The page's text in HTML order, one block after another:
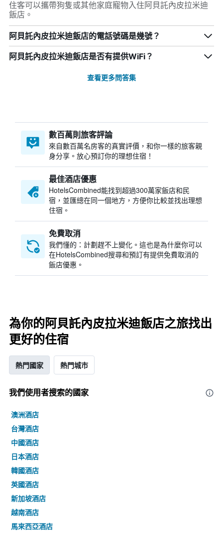
住客可以攜帶狗隻或其他家庭寵物入住阿貝託內皮拉米迪
飯店。
阿貝託內皮拉米迪飯店的電話號碼是幾號？
阿貝託內皮拉米迪飯店是否有提供WiFi？
查看更多問答集
數百萬則旅客評論
來自數百萬名房客的真實評價，和你一樣的旅客親
身分享。放心預訂你的理想住宿！
最佳酒店優惠
HotelsCombined​能找到超過300萬家飯店和民
宿，並匯總在同一個地方，方便你比較並找出理想
住宿。
免費取消
我們懂的：計劃趕不上變化。這也是為什麼你可以
在HotelsCombined搜尋和預訂有提供免費取消的
飯店優惠。
為你的阿貝託內皮拉米迪飯店之旅找出
更好的住宿
熱門國家 熱門城市
我們使用者搜索的國家
澳洲酒店
台灣酒店
中國酒店
日本酒店
韓國酒店
英國酒店
新加坡酒店
越南酒店
馬來西亞酒店